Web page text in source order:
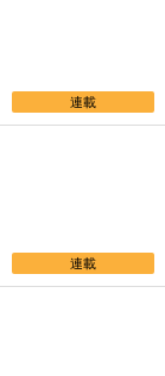
連載
連載